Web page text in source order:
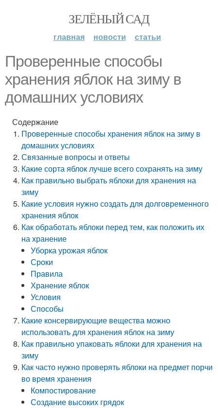
ЗЕЛЁНЫЙ САД
главная новости статьи
Проверенные способы
хранения яблок на зиму в
домашних условиях
Содержание
Проверенные способы хранения яблок на зиму в
домашних условиях
Связанные вопросы и ответы
Какие сорта яблок лучше всего сохранять на зиму
Как правильно выбрать яблоки для хранения на
зиму
Какие условия нужно создать для долговременного
хранения яблок
Как обработать яблоки перед тем, как положить их
на хранение
Уборка урожая яблок
Сроки
Правила
Хранение яблок
Условия
Способы
Какие консервирующие вещества можно
использовать для хранения яблок на зиму
Как правильно упаковать яблоки для хранения на
зиму
Как часто нужно проверять яблоки на предмет порчи
во время хранения
Компостирование
Создание высоких грядок